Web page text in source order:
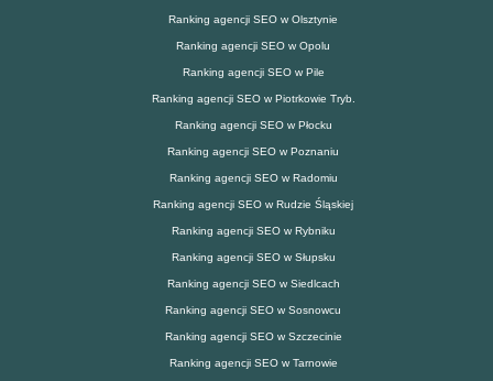
Ranking agencji SEO w Olsztynie
Ranking agencji SEO w Opolu
Ranking agencji SEO w Pile
Ranking agencji SEO w Piotrkowie Tryb.
Ranking agencji SEO w Płocku
Ranking agencji SEO w Poznaniu
Ranking agencji SEO w Radomiu
Ranking agencji SEO w Rudzie Śląskiej
Ranking agencji SEO w Rybniku
Ranking agencji SEO w Słupsku
Ranking agencji SEO w Siedlcach
Ranking agencji SEO w Sosnowcu
Ranking agencji SEO w Szczecinie
Ranking agencji SEO w Tarnowie